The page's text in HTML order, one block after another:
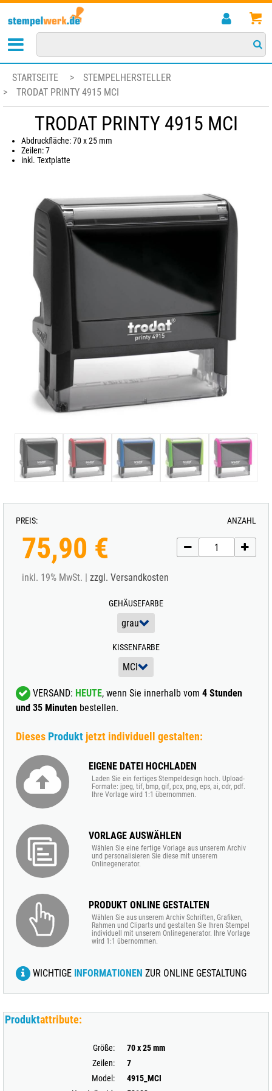
STARTSEITE >
STEMPELHERSTELLER
>
TRODAT PRINTY 4915 MCI
TRODAT PRINTY 4915 MCI
Abdruckfläche: 70 x 25 mm
Zeilen: 7
inkl. Textplatte
PREIS:
75,90 €
inkl. 19% MwSt. | zzgl. Versandkosten
GEHÄUSEFARBE
KISSENFARBE
VERSAND: HEUTE, wenn Sie innerhalb vom 4 Stunden
und 35 Minuten bestellen.
ANZAHL
Dieses Produkt jetzt individuell gestalten:
EIGENE DATEI HOCHLADEN
Laden Sie ein fertiges Stempeldesign hoch. Upload-
Formate: jpeg, tif, bmp, gif, pcx, png, eps, ai, cdr, pdf.
Ihre Vorlage wird 1:1 übernommen.
VORLAGE AUSWÄHLEN
Wählen Sie eine fertige Vorlage aus unserem Archiv
und personalisieren Sie diese mit unserem
Onlinegenerator.
PRODUKT ONLINE GESTALTEN
Wählen Sie aus unserem Archiv Schriften, Grafiken,
Rahmen und Cliparts und gestalten Sie Ihren Stempel
individuell mit unserem Onlinegenerator. Ihre Vorlage
wird 1:1 übernommen.
WICHTIGE INFORMATIONEN ZUR ONLINE GESTALTUNG
Produktattribute:
Größe:
70 x 25 mm
Zeilen:
7
Model:
4915_MCI